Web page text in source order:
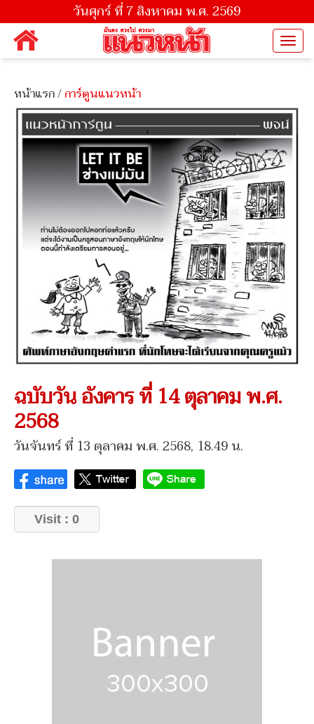
วันศุกร์ ที่ 7 สิงหาคม พ.ศ. 2569
หน้าแรก/การ์ตูนแนวหน้า
ฉบับวัน อังคาร ที่ 14 ตุลาคม พ.ศ.
2568
วันจันทร์ ที่ 13 ตุลาคม พ.ศ. 2568, 18.49 น.
Visit : 0